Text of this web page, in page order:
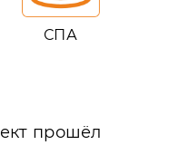
СПА
прошёл